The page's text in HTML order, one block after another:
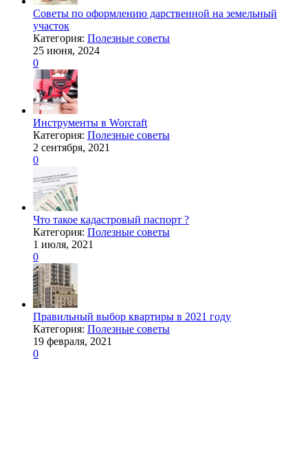
Советы по оформлению дарственной на земельный
участок
Категория: Полезные советы
25 июня, 2024
0
Инструменты в Worcraft
Категория: Полезные советы
2 сентября, 2021
0
Что такое кадастровый паспорт ?
Категория: Полезные советы
1 июля, 2021
0
Правильный выбор квартиры в 2021 году
Категория: Полезные советы
19 февраля, 2021
0